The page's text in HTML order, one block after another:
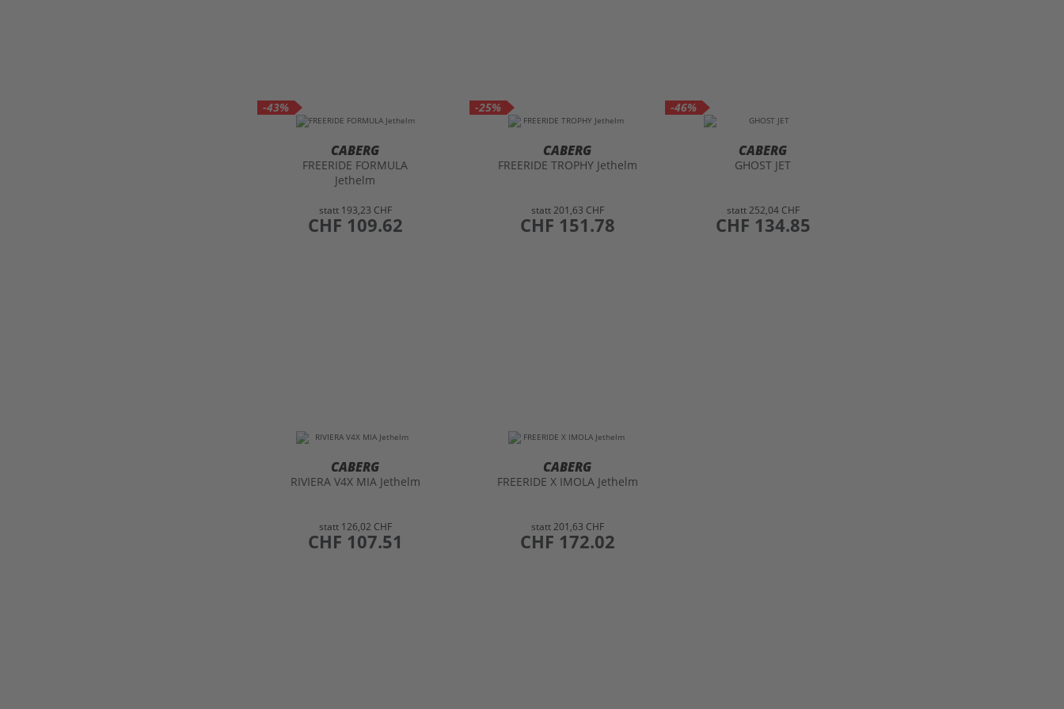
-43%
CABERG
FREERIDE FORMULA
Jethelm
statt 193,23 CHF
preis
CHF 109.62
-25%
CABERG
FREERIDE TROPHY Jethelm
statt201,63 CHF
preis
CHF 151.78
-46%
CABERG
GHOST JET
statt252,04 CHF
preis
CHF 134.85
CABERG
RIVIERA V4X MIA Jethelm
statt 126,02 CHF
preis
CHF 107.51
CABERG
FREERIDE X IMOLA Jethelm
statt201,63 CHF
preis
CHF 172.02